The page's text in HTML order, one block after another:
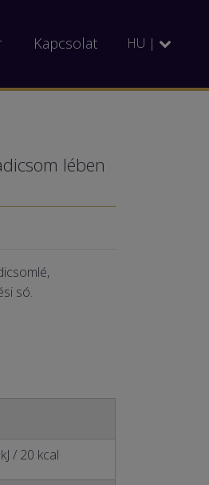
HU |
Kapcsolat
lében
só.
/ 20 kcal